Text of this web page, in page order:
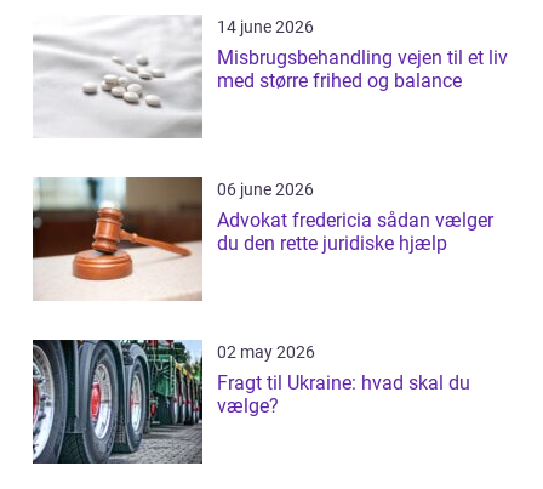
14 june 2026
Misbrugsbehandling vejen til et liv
med større frihed og balance
06 june 2026
Advokat fredericia sådan vælger
du den rette juridiske hjælp
02 may 2026
Fragt til Ukraine: hvad skal du
vælge?